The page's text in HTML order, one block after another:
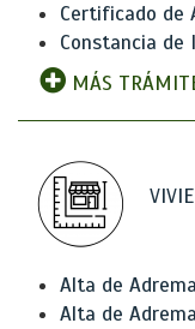
Certificado de
Constancia de
MÁS
Alta de Adrema
Alta de